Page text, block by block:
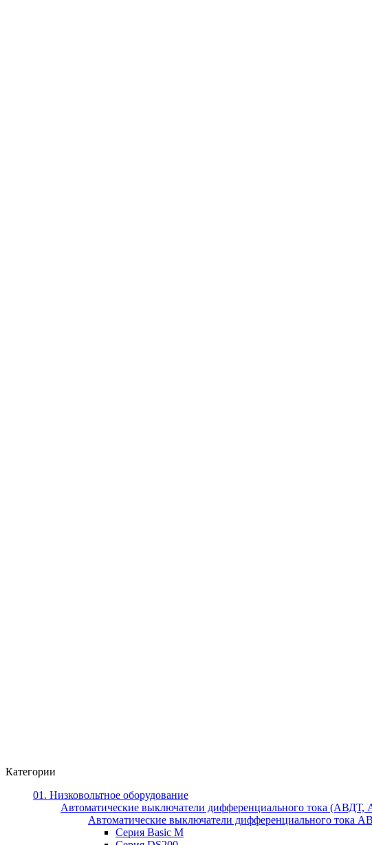
Категории
01. Низковольтное оборудование
Автоматические выключатели дифференциального тока (АВДТ,
Автоматические выключатели дифференциального тока
Серия Basic M